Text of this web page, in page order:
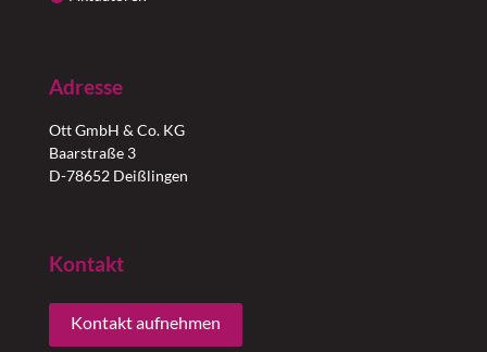
Adresse
Ott GmbH & Co. KG
Baarstraße 3
D-78652 Deißlingen
Kontakt
Kontakt aufnehmen